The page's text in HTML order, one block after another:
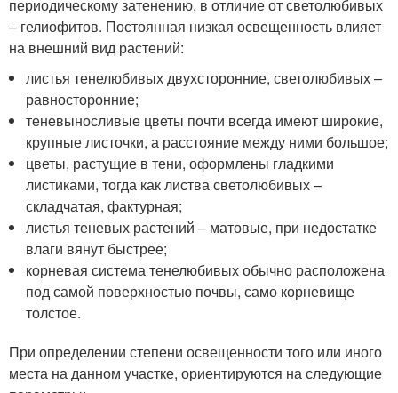
периодическому затенению, в отличие от светолюбивых
– гелиофитов. Постоянная низкая освещенность влияет
на внешний вид растений:
листья тенелюбивых двухсторонние, светолюбивых –
равносторонние;
теневыносливые цветы почти всегда имеют широкие,
крупные листочки, а расстояние между ними большое;
цветы, растущие в тени, оформлены гладкими
листиками, тогда как листва светолюбивых –
складчатая, фактурная;
листья теневых растений – матовые, при недостатке
влаги вянут быстрее;
корневая система тенелюбивых обычно расположена
под самой поверхностью почвы, само корневище
толстое.
При определении степени освещенности того или иного
места на данном участке, ориентируются на следующие